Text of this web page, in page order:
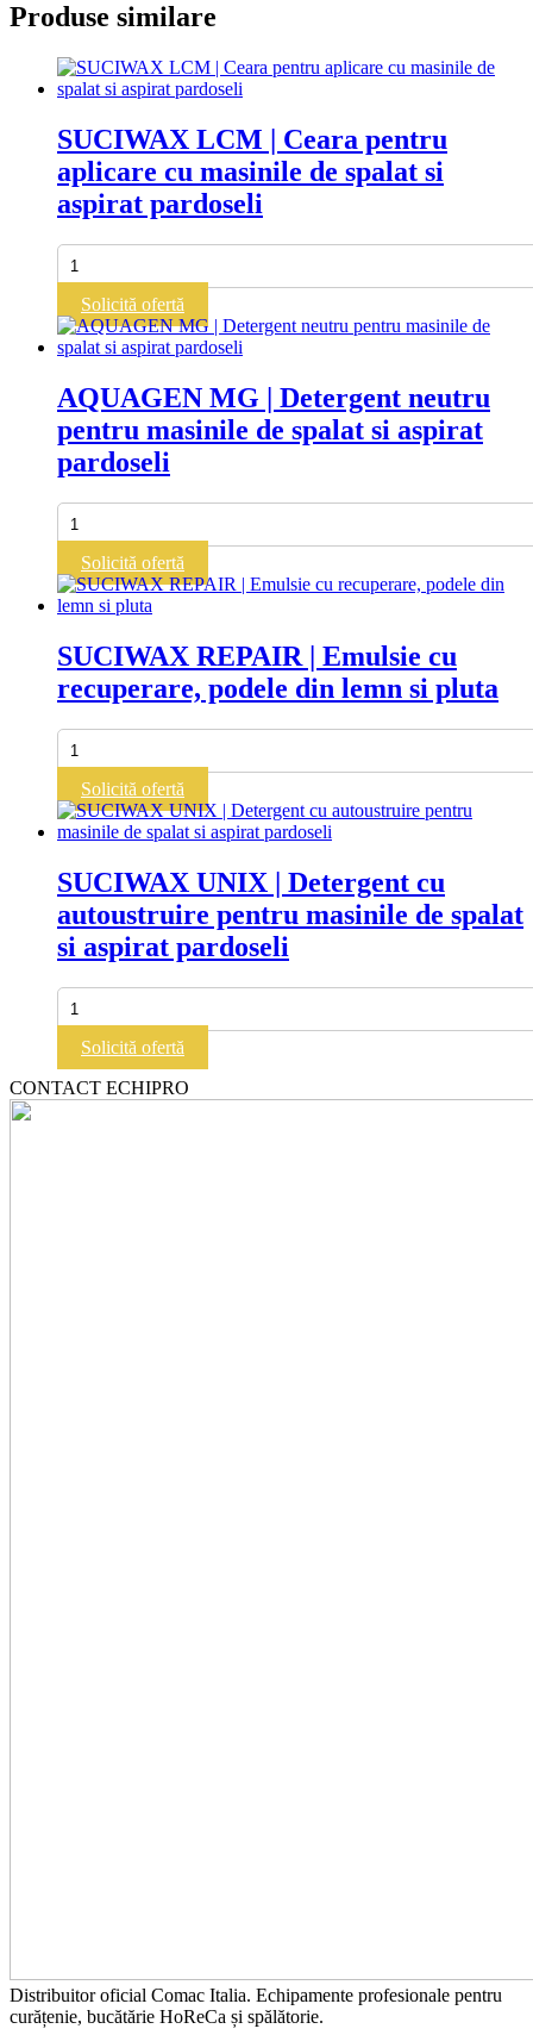
Produse similare
SUCIWAX LCM | Ceara pentru
aplicare cu masinile de spalat si
aspirat pardoseli
Cantitate
SUCIWAX
LCM
|
Ceara
pentru
cu
masinile
de
spalat
aspirat
pardoseli
Solicită ofertă
AQUAGEN MG | Detergent neutru
pentru masinile de spalat si aspirat
pardoseli
Cantitate
AQUAGEN
MG
|
Detergent
neutru
masinile
de
spalat
si
aspirat
pardoseli
Solicită ofertă
SUCIWAX REPAIR | Emulsie cu
recuperare, podele din lemn si pluta
Cantitate
SUCIWAX
REPAIR
|
Emulsie
cu
podele
din
lemn
si
Solicită ofertă
SUCIWAX UNIX | Detergent cu
autoustruire pentru masinile de spalat
si aspirat pardoseli
Cantitate
SUCIWAX
UNIX
Detergent
cu
Solicită ofertă
CONTACT ECHIPRO
Distribuitor oficial Comac Italia. Echipamente profesionale pentru
curățenie, bucătărie HoReCa și spălătorie.